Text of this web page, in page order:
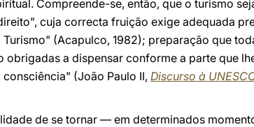
Compreende-se, então, que o turismo
cuja correcta fruição exige adequada
(Acapulco, 1982); preparação que
a dispensar conforme a parte que
(João Paulo II, Discurso à
de se tornar — em determinados